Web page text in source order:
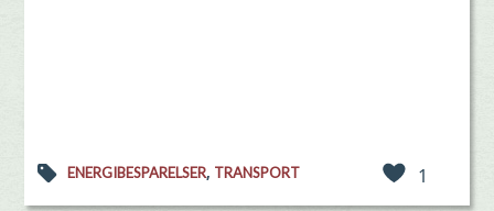
ENERGIBESPARELSER, TRANSPORT 1